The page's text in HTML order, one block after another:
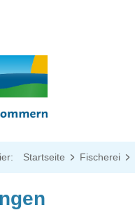
Startseite Fischerei